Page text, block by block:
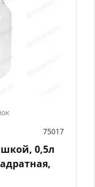
75017
0,5л